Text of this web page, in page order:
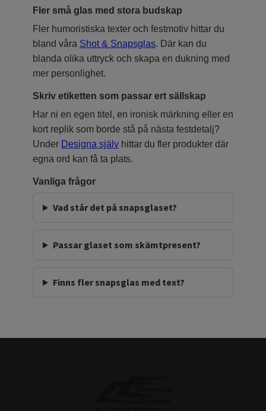
Fler små glas med stora budskap
Fler humoristiska texter och festmotiv hittar du
bland våra Shot & Snapsglas. Där kan du
blanda olika uttryck och skapa en dukning med
mer personlighet.
Skriv etiketten som passar ert sällskap
Har ni en egen titel, en ironisk märkning eller en
kort replik som borde stå på nästa festdetalj?
Under Designa själv hittar du fler produkter där
egna ord kan få ta plats.
Vanliga frågor
Vad står det på snapsglaset?
Passar glaset som skämtpresent?
Finns fler snapsglas med text?